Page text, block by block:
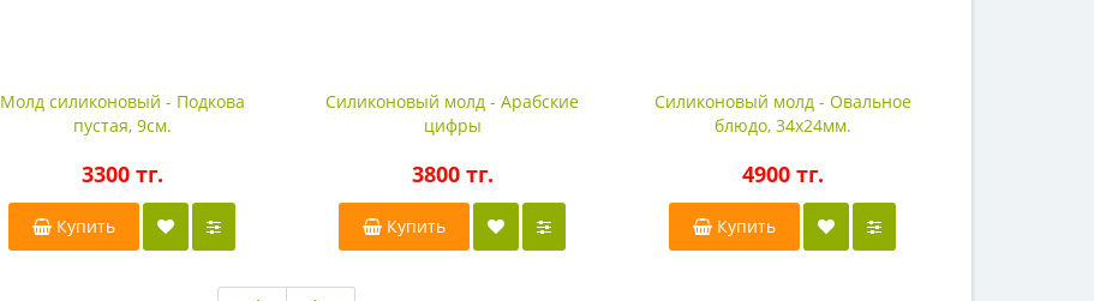
Молд силиконовый - Подкова
пустая, 9см.
3300 тг.
Купить
Силиконовый молд - Арабские
цифры
3800 тг.
Купить
Силиконовый молд - Овальное
блюдо, 34х24мм.
4900 тг.
Купить